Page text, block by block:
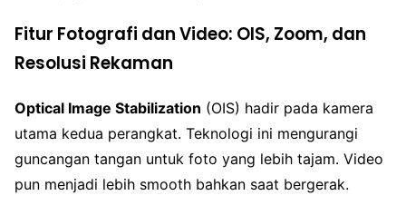
Fitur Fotografi dan Video: OIS, Zoom, dan
Resolusi Rekaman
Optical Image Stabilization (OIS) hadir pada kamera
utama kedua perangkat. Teknologi ini mengurangi
guncangan tangan untuk foto yang lebih tajam. Video
pun menjadi lebih smooth bahkan saat bergerak.